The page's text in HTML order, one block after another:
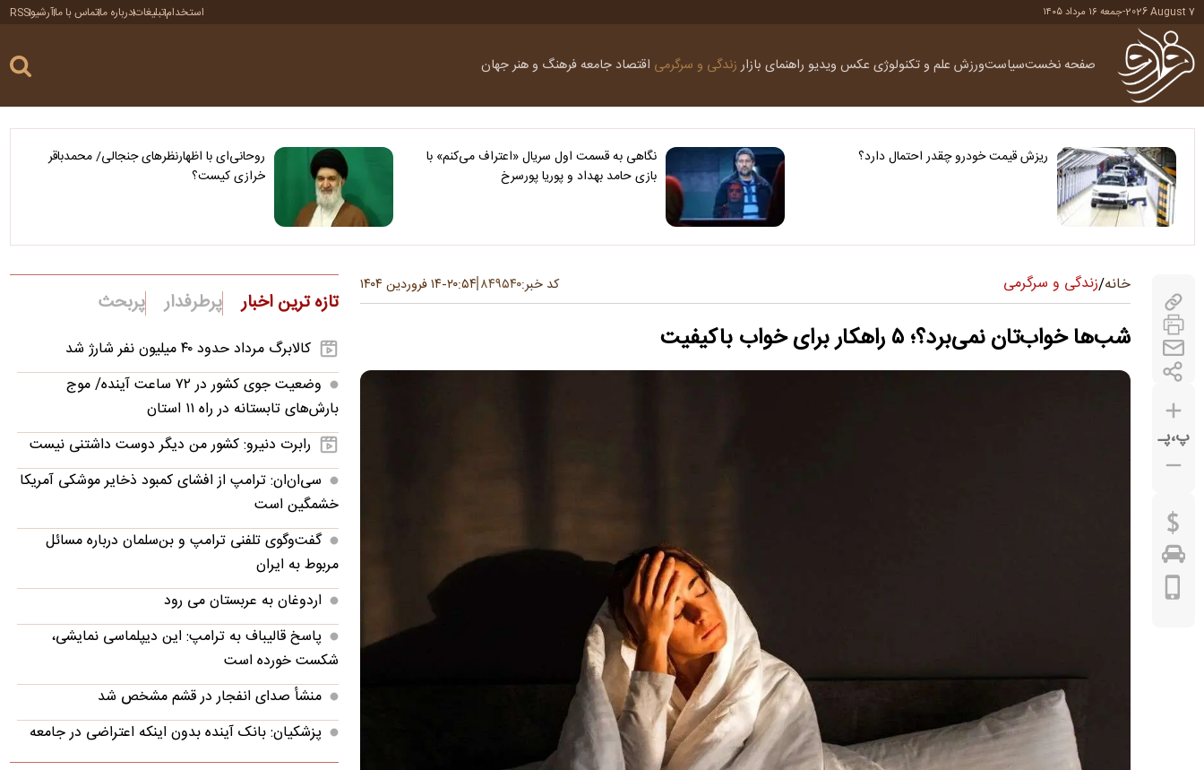
2026 August 7
-جمعه ۱۶ مرداد ۱۴۰۵ استخدامتبلیغاتدرباره ماتماس با ماآرشیوRSS
صفحه نخستسیاستورزش علم و تکنولوژی عکس ویدیو راهنمای بازارزندگی و سرگرمی اقتصاد جامعهفرهنگ و هنرجهان
ریزش قیمت خودرو چقدر احتمال دارد؟
نگاهی به قسمت اول سریال «اعتراف می‌کنم» با
بازی حامد بهداد و پوریا پورسرخ
روحانی‌ای با اظهارنظرهای جنجالی/ محمدباقر
خرازی کیست؟
پ،پـ
خانه/زندگی و سرگرمی کد خبر:۸۴۹۵۴۰ ۲۰:۵۴-۱۴ فروردین ۱۴۰۴
شب‌ها خواب‌تان نمی‌برد؟؛ ۵ راهکار برای خواب باکیفیت‌
تازه ترین اخبار پرطرفدار پربحث
کالابرگ مرداد حدود ۴۰‌ میلیون نفر شارژ شد
وضعیت جوی کشور در ۷۲ ساعت آینده/ موج
بارش‌های تابستانه در راه ۱۱ استان
رابرت دنیرو: کشور من دیگر دوست داشتنی نیست
سی‌ان‌ان: ترامپ از افشای کمبود ذخایر موشکی آمریکا
خشمگین است
گفت‌وگوی تلفنی ترامپ و بن‌سلمان درباره مسائل
مربوط به ایران
اردوغان به عربستان می رود
پاسخ قالیباف به ترامپ: این دیپلماسی نمایشی،
شکست خورده است
منشأ صدای انفجار در قشم مشخص شد
پزشکیان: بانک آینده بدون اینکه اعتراضی در جامعه
شکل بگیرد، بسته شد